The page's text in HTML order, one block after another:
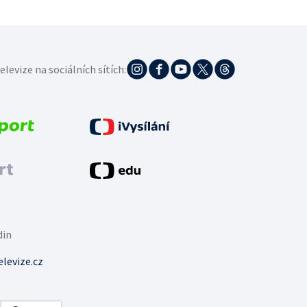
na sociálních sítích: